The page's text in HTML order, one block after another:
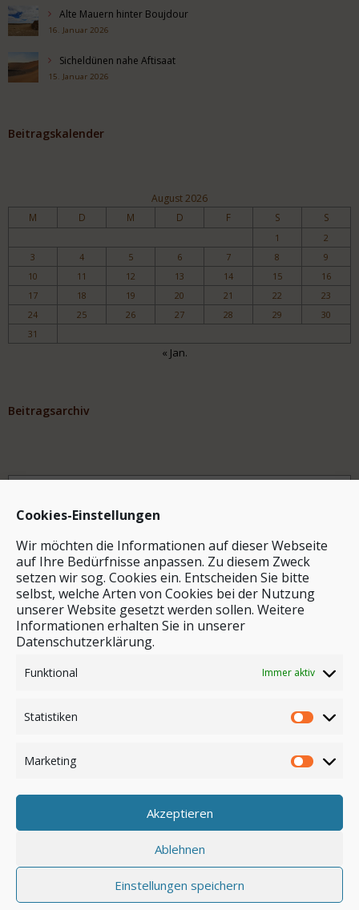
Cookies-Einstellungen
Wir möchten die Informationen auf dieser Webseite
auf Ihre Bedürfnisse anpassen. Zu diesem Zweck
setzen wir sog. Cookies ein. Entscheiden Sie bitte
selbst, welche Arten von Cookies bei der Nutzung
unserer Website gesetzt werden sollen. Weitere
Informationen erhalten Sie in unserer
Datenschutzerklärung.
Funktional Immer aktiv
Statistiken
Marketing
Akzeptieren
Ablehnen
Einstellungen speichern
Alte Mauern hinter Boujdour
16. Januar 2026
Sicheldünen nahe Aftisaat
15. Januar 2026
Beitragskalender
August 2026
M D M D F S S
1
2
3
4 5 6 7 8
9
10
11 12 13 14 15
16
17
18 19 20 21 22
23
24
25 26 27 28 29
30
31
« Jan.
Beitragsarchiv
Archiv
Stichwortsuche
Anmelden
© by safar-reiseblog.de